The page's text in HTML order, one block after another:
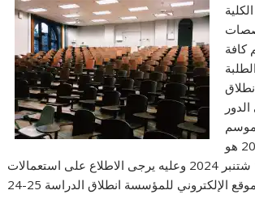
كافة
الجامعي 2024-2025 هو
يوم الاربعاء 18 شتنبر 2024 وعليه يرجى الاطلاع على استعمالات
الإلكتروني للمؤسسة انطلاق الدراسة 25-24